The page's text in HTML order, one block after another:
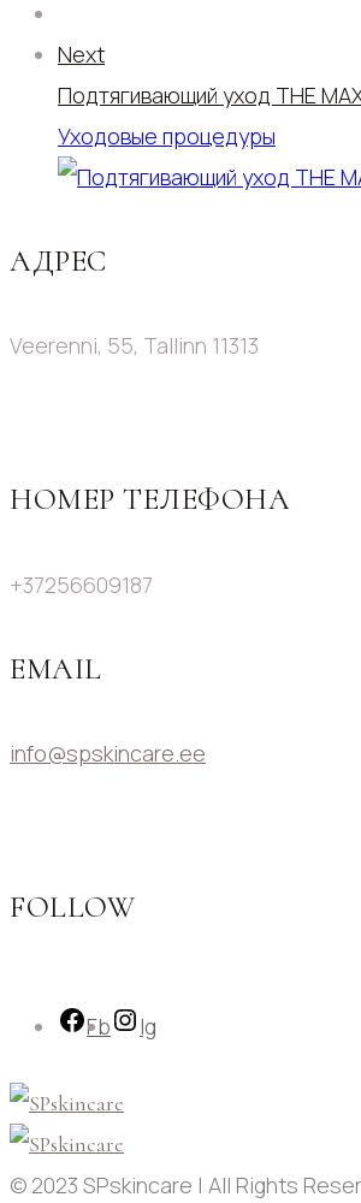
Next
Подтягивающий уход THE
Уходовые процедуры
АДРЕС
Veerenni, 55, Tallinn 11313
НОМЕР ТЕЛЕФОНА
+37256609187
EMAIL
info@spskincare.ee
FOLLOW
Fb Ig
© 2023 SPskincare | All Rights